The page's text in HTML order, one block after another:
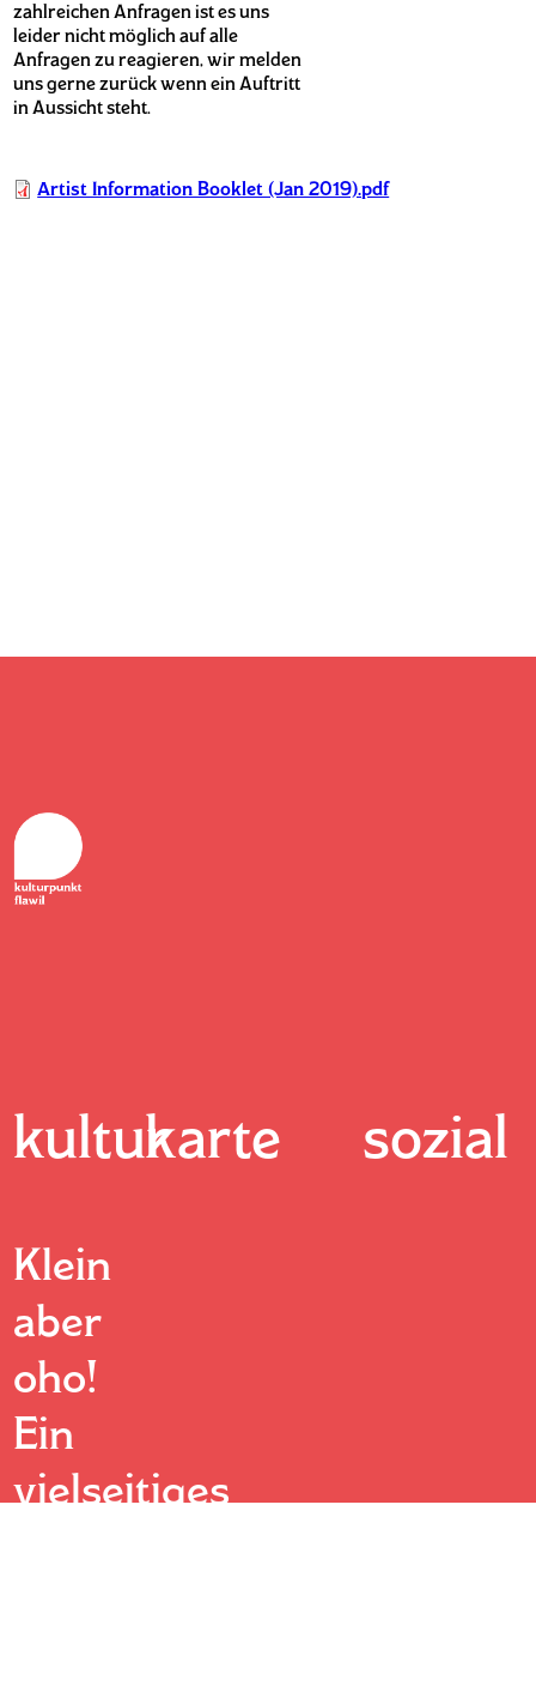
zahlreichen Anfragen ist es uns
leider nicht möglich auf alle
Anfragen zu reagieren, wir melden
uns gerne zurück wenn ein Auftritt
in Aussicht steht.
Artist Information Booklet (Jan 2019).pdf
kultur
Klein
aber
oho!
Ein
vielseitiges
karte sozial